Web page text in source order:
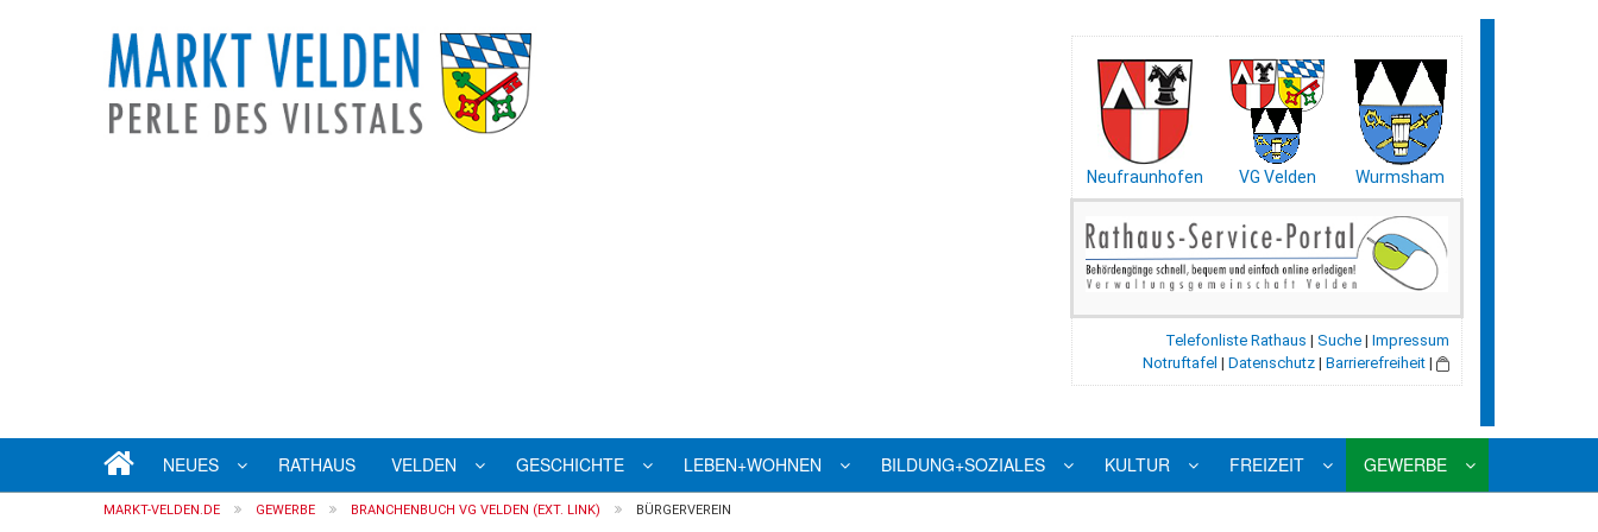
Neufraunhofen VG Velden Wurmsham
Telefonliste Rathaus |Suche |Impressum
Notruftafel |Datenschutz |Barrierefreiheit |
NEUES RATHAUS VELDEN GESCHICHTE LEBEN+WOHNEN BILDUNG+SOZIALES KULTUR FREIZEIT GEWERBE
MARKT-VELDEN.DE GEWERBE BRANCHENBUCH VG VELDEN (EXT. LINK) BÜRGERVEREIN